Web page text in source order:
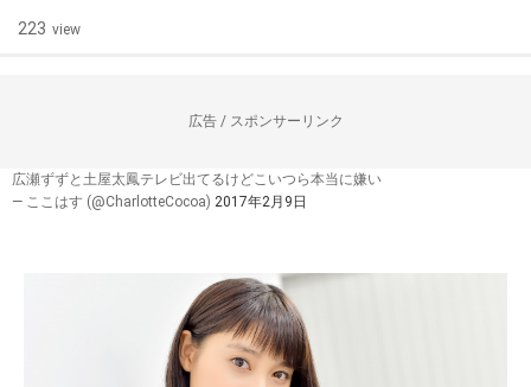
223 view
広告 / スポンサーリンク
広瀬ずずと土屋太鳳テレビ出てるけどこいつら本当に嫌い
— ここはす (@CharlotteCocoa) 2017年2月9日